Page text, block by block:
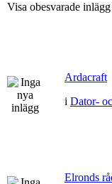
Visa obesvarade inlägg
Ardacraft
i Dator-
Elronds